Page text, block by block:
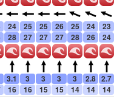
24 25 25 26 25 24 23
28 27 27 27 28 26 24
3.1 3 3 3 3 2.8 2.7
16 16 15 15 14 14 14